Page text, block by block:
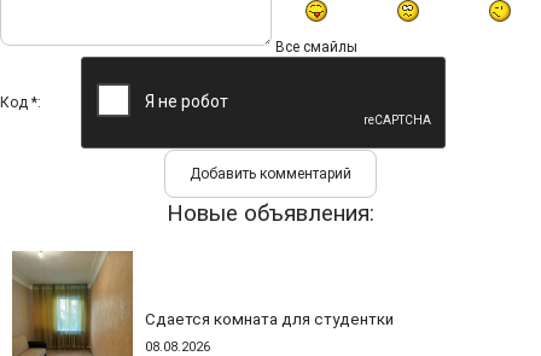
Все смайлы
Код *:
Новые объявления:
Сдается комната для студентки
08.08.2026